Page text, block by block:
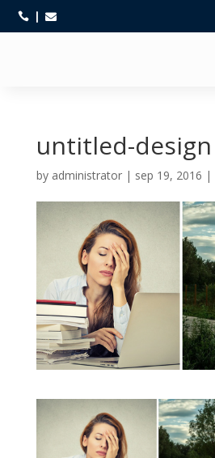
 
untitled-design
by administrator| sep 19, 2016 |